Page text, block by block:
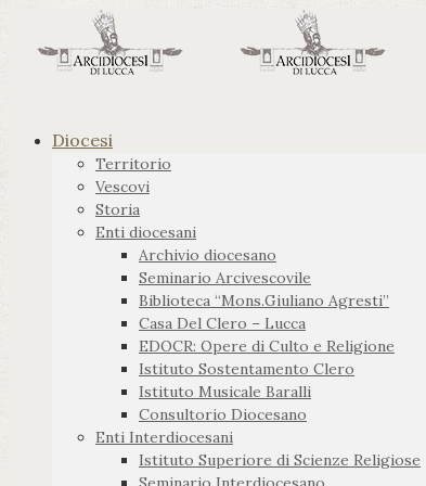
Diocesi
Territorio
Vescovi
Storia
Enti diocesani
Archivio diocesano
Seminario Arcivescovile
Biblioteca “Mons.Giuliano Agresti”
Casa Del Clero – Lucca
EDOCR: Opere di Culto e Religione
Istituto Sostentamento Clero
Istituto Musicale Baralli
Consultorio Diocesano
Enti Interdiocesani
Istituto Superiore di Scienze Religiose